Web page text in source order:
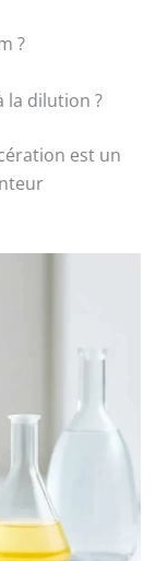
?
la dilution ?
est un